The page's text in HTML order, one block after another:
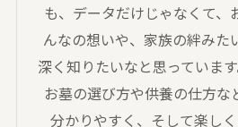
も、データだけじゃなくて、
んなの想いや、家族の絆みた
深く知りたいなと思っていま
お墓の選び方や供養の仕方な
分かりやすく、そして楽し